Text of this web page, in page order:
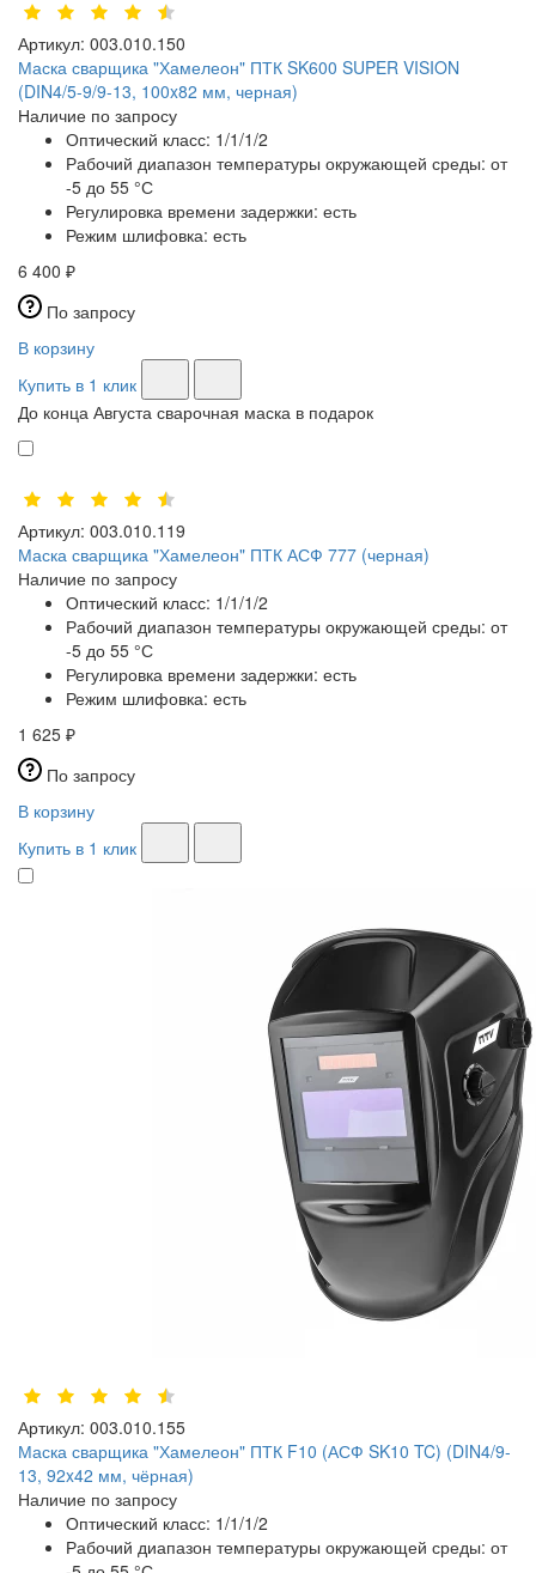
Артикул: 003.010.150
Маска сварщика "Хамелеон" ПТК SK600 SUPER VISION
(DIN4/5-9/9-13, 100x82 мм, черная)
Наличие по запросу
Оптический класс: 1/1/1/2
Рабочий диапазон температуры окружающей среды: от
-5 до 55 °С
Регулировка времени задержки: есть
Режим шлифовка: есть
6 400 ₽
По запросу
В корзину
Купить в 1 клик
До конца Августа сварочная маска в подарок
Артикул: 003.010.119
Маска сварщика "Хамелеон" ПТК АСФ 777 (черная)
Наличие по запросу
Оптический класс: 1/1/1/2
Рабочий диапазон температуры окружающей среды: от
-5 до 55 °С
Регулировка времени задержки: есть
Режим шлифовка: есть
1 625 ₽
По запросу
В корзину
Купить в 1 клик
Артикул: 003.010.155
Маска сварщика "Хамелеон" ПТК F10 (АСФ SK10 TC) (DIN4/9-
13, 92x42 мм, чёрная)
Наличие по запросу
Оптический класс: 1/1/1/2
Рабочий диапазон температуры окружающей среды: от